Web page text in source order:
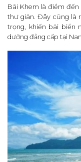
Bãi Khem là điểm
thư giãn. Đây cũng là
trọng, khiến bãi biển
dưỡng đẳng cấp tại